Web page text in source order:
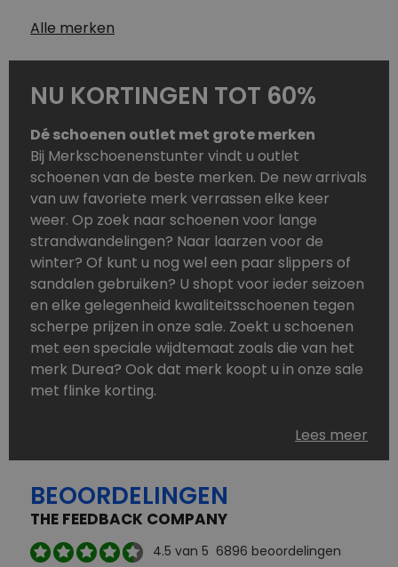
Alle merken
NU KORTINGEN TOT 60%
Dé schoenen outlet met grote merken
Bij Merkschoenenstunter vindt u outlet
schoenen van de beste merken. De new arrivals
van uw favoriete merk verrassen elke keer
weer. Op zoek naar schoenen voor lange
strandwandelingen? Naar laarzen voor de
winter? Of kunt u nog wel een paar slippers of
sandalen gebruiken? U shopt voor ieder seizoen
en elke gelegenheid kwaliteitsschoenen tegen
scherpe prijzen in onze sale. Zoekt u schoenen
met een speciale wijdtemaat zoals die van het
merk Durea? Ook dat merk koopt u in onze sale
met flinke korting.
Schoenen heeft u nooit genoeg. Goedkope
schoenen, maar dus wel van topmerken,
aanbod is zo compleet dat u altijd wel een
passend paar vindt.
Welke schoenmerken vindt u in onze online
Lees meer
BEOORDELINGEN
THE FEEDBACK COMPANY
4.5 van 5 6896 beoordelingen